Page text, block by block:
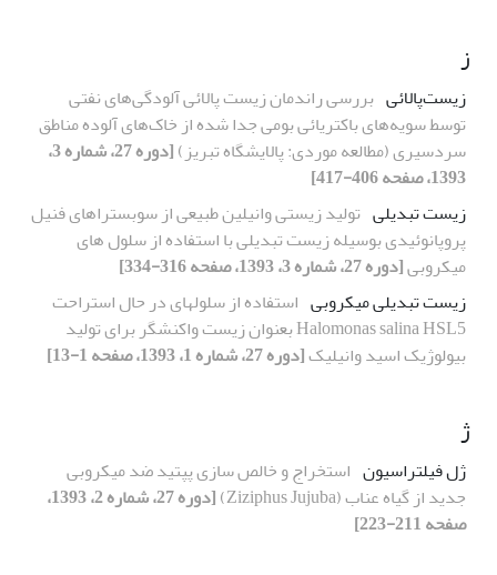
ز
زیست‌پالائی بررسی راندمان زیست پالائی آلودگی‌های نفتی
توسط سویه‌های باکتریائی بومی جدا‌ شده از خاک‌های آلوده مناطق
سردسیری (مطالعه موردی: پالایشگاه تبریز)
[دوره 27، شماره 3،
1393، صفحه 406-417]
زیست تبدیلی تولید زیستی وانیلین طبیعی از سوبستراهای فنیل
پروپانوئیدی بوسیله زیست تبدیلی با استفاده از سلول های
میکروبی[دوره 27، شماره 3، 1393، صفحه 316-334]
زیست تبدیلی میکروبی استفاده از سلولهای در حال استراحت
Halomonas salina HSL5 بعنوان زیست واکنشگر برای تولید
بیولوژیک اسید وانیلیک[دوره 27، شماره 1، 1393، صفحه 1-13]
ژ
ژل فیلتراسیون استخراج و خالص سازی پپتید ضد میکروبی
جدید از گیاه عناب (Ziziphus Jujuba)
[دوره 27، شماره 2، 1393،
صفحه 211-223]